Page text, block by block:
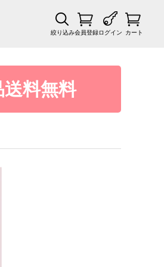
絞り込み会員登録ログイン カート
料無料